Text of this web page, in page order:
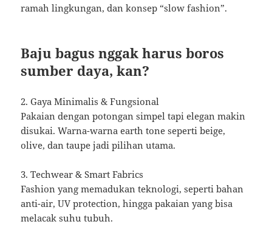
ramah lingkungan, dan konsep “slow fashion”.
Baju bagus nggak harus boros
sumber daya, kan?
2. Gaya Minimalis & Fungsional
Pakaian dengan potongan simpel tapi elegan makin
disukai. Warna-warna earth tone seperti beige,
olive, dan taupe jadi pilihan utama.
3. Techwear & Smart Fabrics
Fashion yang memadukan teknologi, seperti bahan
anti-air, UV protection, hingga pakaian yang bisa
melacak suhu tubuh.